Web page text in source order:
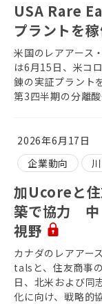
USA Rare
プラントを
米国のレアアース
は6月15日、米コ
錬の実証プラント
第3四半期の分離
2026年6月17日
企業動向
加Ucoreと住
築で協力 中
視野
カナダのレアアー
talsと、住友商事
日、北米および同
化に向け、戦略的